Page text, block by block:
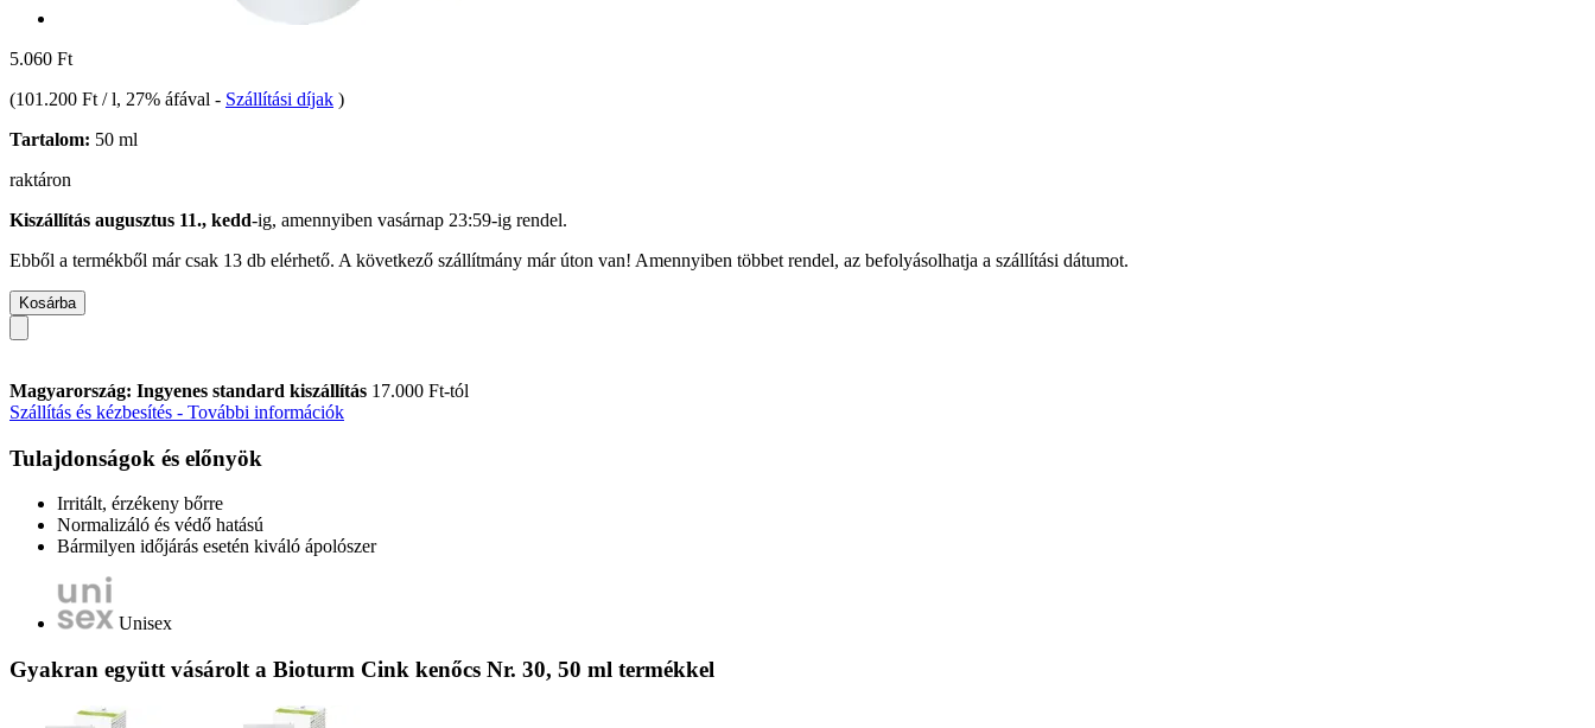
5.060 Ft
(101.200 Ft / l, 27% áfával - Szállítási díjak )
Tartalom: 50 ml
raktáron
Kiszállítás augusztus 11., kedd-ig, amennyiben vasárnap 23:59-ig rendel.
Ebből a termékből már csak 13 db elérhető. A következő szállítmány már úton van! Amennyiben többet rendel, az befolyásolhatja a szállítási dátumot.
Kosárba
Magyarország: Ingyenes standard kiszállítás 17.000 Ft-tól
Szállítás és kézbesítés - További információk
Tulajdonságok és előnyök
Irritált, érzékeny bőrre
Normalizáló és védő hatású
Bármilyen időjárás esetén kiváló ápolószer
Unisex
Gyakran együtt vásárolt a Bioturm Cink kenőcs Nr. 30, 50 ml termékkel